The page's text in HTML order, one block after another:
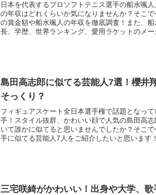
日本を代表するプロソフトテニス選手の船水颯
の年収はどれくらいか気になりませんか？そこ
の賞金額や船水颯人の年収を徹底調査！また、
長、学歴、世界ランキング、愛用ラケットのメー
島田高志郎に似てる芸能人7選！櫻井
そっくり？
フィギュアスケート全日本選手権で話題となっ
手！スタイル抜群、かわいい顔で人気の島田高
いて誰かに似てると思いませんでしたか？そこ
手に似てる芸能人7人をご紹介したいと思います
三宅咲綺がかわいい！出身や大学、